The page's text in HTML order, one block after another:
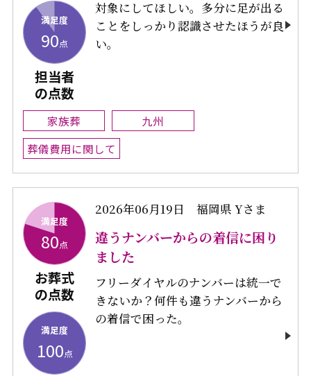
満足度
90点
担当者
の点数
対象にしてほしい。多分に足が出る
ことをしっかり認識させたほうが良
い。
家族葬
九州
葬儀費用に関して
満足度
80点
お葬式
の点数
満足度
100点
2026年06月19日 福岡県 Yさま
違うナンバーからの着信に困り
ました
フリーダイヤルのナンバーは統一で
きないか？何件も違うナンバーから
の着信で困った。